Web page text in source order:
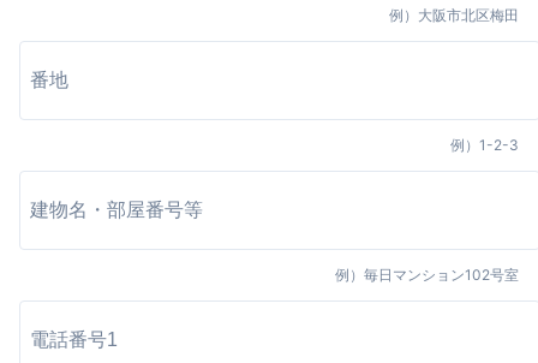
例） 大阪市北区梅田
例） 1-2-3
例） 毎日マンション102号室